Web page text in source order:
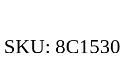
SKU: 8C1530